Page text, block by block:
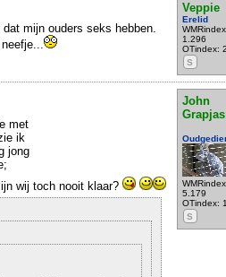
Veppie
Erelid
1.296
OTindex:
S
mijn ouders seks hebben.
John
Grapjas
5.179
OTindex:
S
met
ik
jong
wij toch nooit klaar?